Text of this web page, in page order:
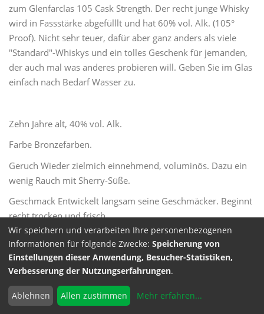
zum Glenfarclas 105 Cask Strength. Der recht junge Whisky
wird in Fassstärke abgefülllt und hat 60% vol. Alk. (105°
Proof). Nicht sehr teuer, dafür aber ganz anders als viele
"Standard"-Whiskys und ein tolles Geschenk für jemanden,
der auch mal was anderes probieren will. Geben Sie im Glas
einfach nach Bedarf Wasser zu.
Zehn Jahre alt, 40% vol. Alk.
Farbe Bronzefarben.
Geruch Wieder zielmich einnehmend, voluminös. Dazu ein
wenig Rauch mit Sherry-Süße.
Geschmack Entwickelt langsam seine Geschmäcker. Beginnt
recht trocken und frisch.
Abgang Lang, süßlich.
Glen Moray
Wir speichern und verarbeiten Ihre personenbezogenen
Informationen für folgende Zwecke: Speicherung von
Einstellungen dieser Anwendung, Besucher-Statistiken,
Verbesserung der Nutzungserfahrungen.
Ablehnen Allen zustimmen Mehr erfahren...